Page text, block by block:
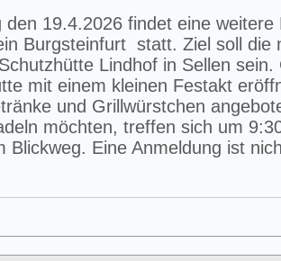
den 19.4.2026 findet eine weitere
Burgsteinfurt statt. Ziel soll die
Lindhof in Sellen sein.
mit einem kleinen Festakt
und Grillwürstchen
möchten, treffen sich um
Blickweg. Eine Anmeldung ist